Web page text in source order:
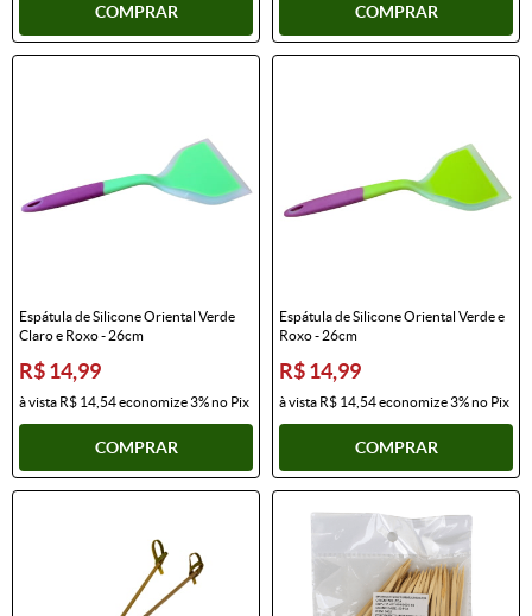
COMPRAR COMPRAR
Espátula de Silicone Oriental Verde
Claro e Roxo - 26cm
R$ 14,99
à vista R$ 14,54economize3%no Pix
COMPRAR
Espátula de Silicone Oriental Verde e
Roxo - 26cm
R$ 14,99
à vista R$ 14,54economize3%no Pix
COMPRAR